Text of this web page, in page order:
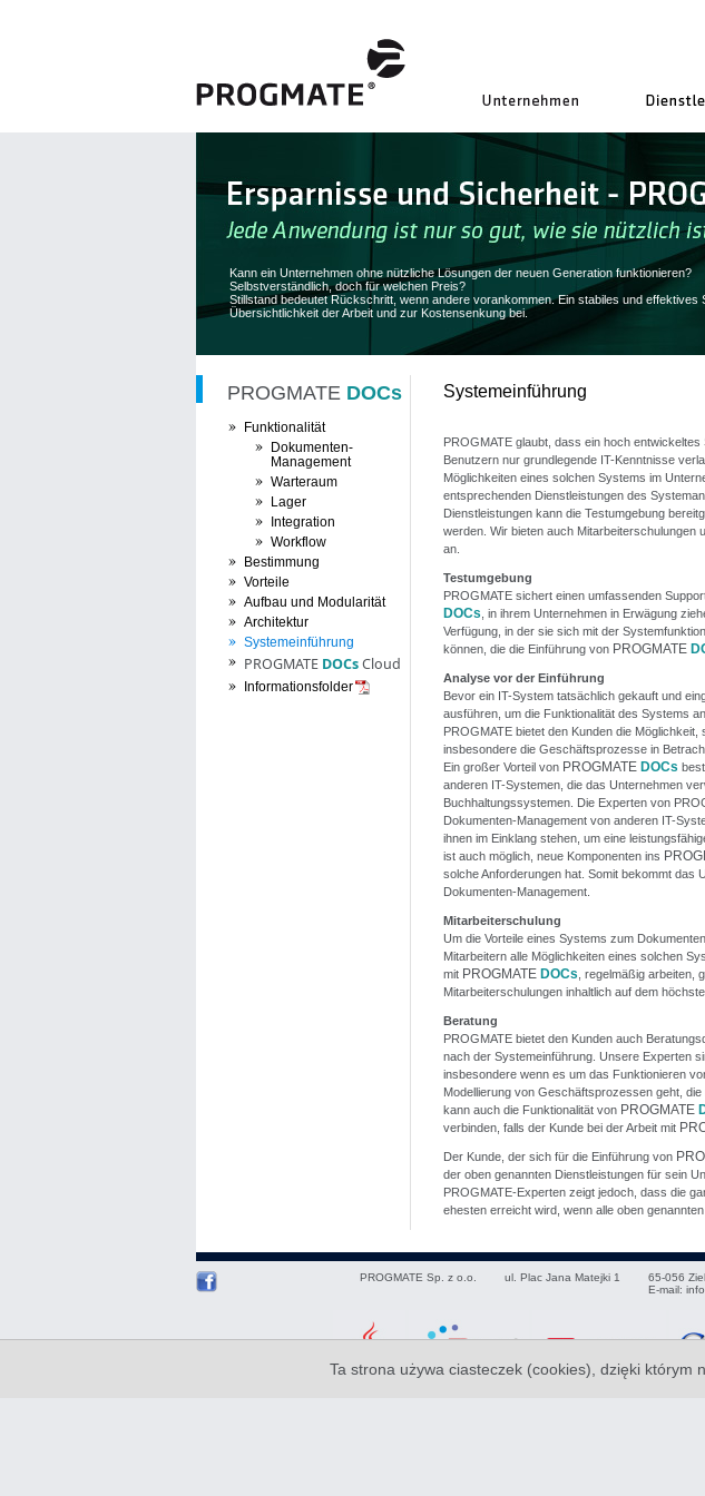
Kann ein Unternehmen ohne nützliche Lösungen der neuen Generation funktionieren?
Selbstverständlich, doch für welchen Preis?
Stillstand bedeutet Rückschritt, wenn andere vorankommen. Ein stabiles und
Übersichtlichkeit der Arbeit und zur Kostensenkung bei.
PROGMATE DOCs
Funktionalität
Dokumenten-
Management
Warteraum
Lager
Integration
Workflow
Bestimmung
Vorteile
Aufbau und Modularität
Architektur
Systemeinführung
PROGMATE DOCsCloud
Informationsfolder
Systemeinführung
PROGMATE glaubt, dass ein hoch
Benutzern nur grundlegende IT-Kenntnisse
Möglichkeiten eines solchen Systems im
entsprechenden Dienstleistungen des
Dienstleistungen kann die Testumgebung
werden. Wir bieten auch Mitarbeiterschulungen
an.
Testumgebung
PROGMATE sichert einen umfassenden
DOCs , in ihrem Unternehmen in Erwägung
Verfügung, in der sie sich mit der
können, die die Einführung von PROGMATE
Analyse vor der Einführung
Bevor ein IT-System tatsächlich gekauft und
ausführen, um die Funktionalität des Systems
PROGMATE bietet den Kunden die
insbesondere die Geschäftsprozesse in
Ein großer Vorteil von PROGMATE DOCs
anderen IT-Systemen, die das Unternehmen
Buchhaltungssystemen. Die Experten von
Dokumenten-Management von anderen IT-
ihnen im Einklang stehen, um eine
ist auch möglich, neue Komponenten ins
solche Anforderungen hat. Somit bekommt das
Dokumenten-Management.
Mitarbeiterschulung
Um die Vorteile eines Systems zum
Mitarbeitern alle Möglichkeiten eines solchen
mit PROGMATE DOCs , regelmäßig arbeiten,
Mitarbeiterschulungen inhaltlich auf dem
Beratung
PROGMATE bietet den Kunden auch
nach der Systemeinführung. Unsere Experten
insbesondere wenn es um das Funktionieren
Modellierung von Geschäftsprozessen geht,
kann auch die Funktionalität von PROGMATE
verbinden, falls der Kunde bei der Arbeit mit
Der Kunde, der sich für die Einführung von
der oben genannten Dienstleistungen für sein
PROGMATE-Experten zeigt jedoch, dass die
ehesten erreicht wird, wenn alle oben
PROGMATE Sp. z o.o. ul. Plac Jana Matejki 1 65-056
E-mail:
Ta strona używa ciasteczek (cookies), dzięki którym